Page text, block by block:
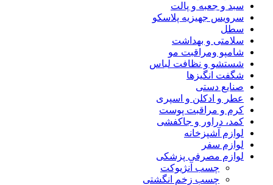
سبد و جعبه و پالت
سرویس جهیزیه پلاسکو
سطل
سلامتی و بهداشت
شامپو ومراقبت مو
شستشو و نظافت لباس
شگفت انگیزها
صنایع دستی
عطر و ادکلن و اسپری
کرم و مراقبت پوست
کمد، دراور و جاکفشی
لوازم آشپزخانه
لوازم سفر
لوازم مصرفی پزشکی
چسب آنژیوکت
چسب زخم انگشتی